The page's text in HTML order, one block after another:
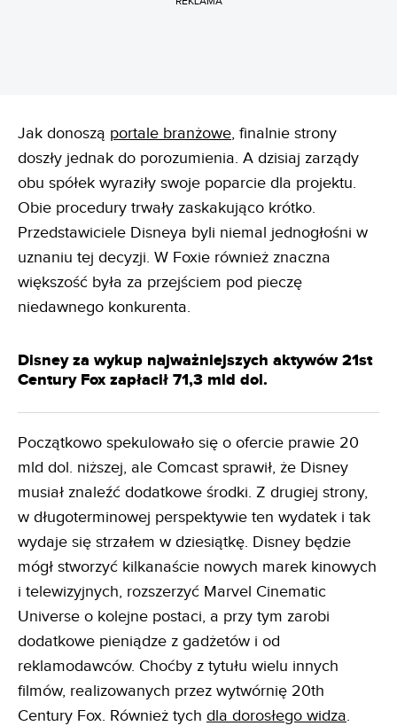
Jak donoszą portale branżowe, finalnie strony
doszły jednak do porozumienia. A dzisiaj zarządy
obu spółek wyraziły swoje poparcie dla projektu.
Obie procedury trwały zaskakująco krótko.
Przedstawiciele Disneya byli niemal jednogłośni w
uznaniu tej decyzji. W Foxie również znaczna
większość była za przejściem pod pieczę
niedawnego konkurenta.
Disney za wykup najważniejszych aktywów 21st
Century Fox zapłacił 71,3 mld dol.
Początkowo spekulowało się o ofercie prawie 20
mld dol. niższej, ale Comcast sprawił, że Disney
musiał znaleźć dodatkowe środki. Z drugiej strony,
w długoterminowej perspektywie ten wydatek i tak
wydaje się strzałem w dziesiątkę. Disney będzie
mógł stworzyć kilkanaście nowych marek kinowych
i telewizyjnych, rozszerzyć Marvel Cinematic
Universe o kolejne postaci, a przy tym zarobi
dodatkowe pieniądze z gadżetów i od
reklamodawców. Choćby z tytułu wielu innych
filmów, realizowanych przez wytwórnię 20th
Century Fox. Również tych dla dorosłego widza.